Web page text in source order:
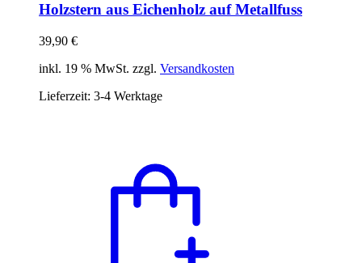
Holzstern aus Eichenholz auf Metallfuss
39,90 €
inkl. 19 % MwSt. zzgl. Versandkosten
Lieferzeit: 3-4 Werktage